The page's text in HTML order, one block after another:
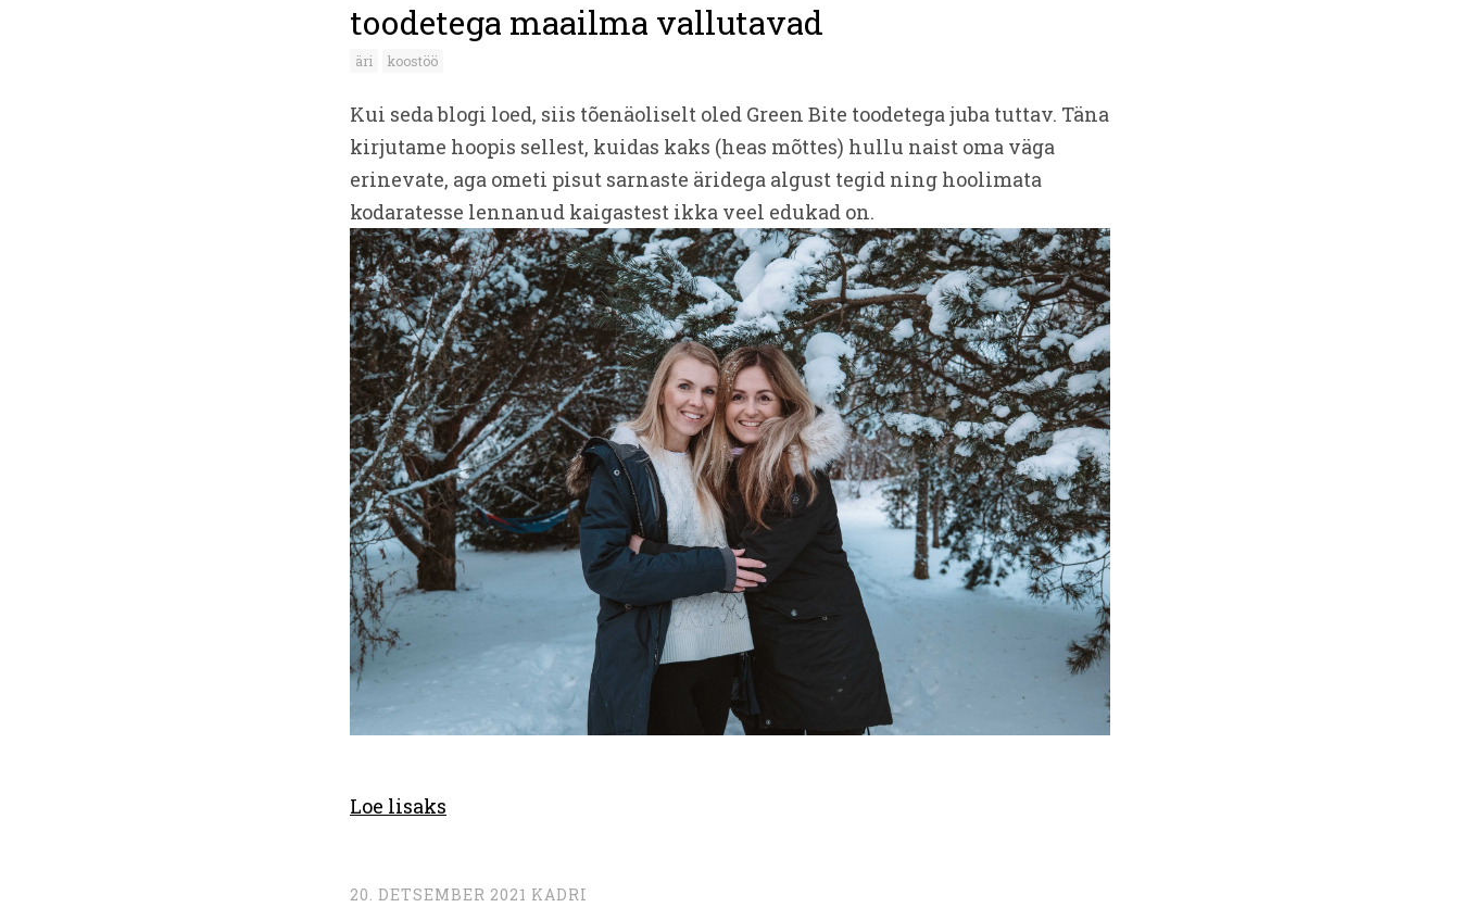
toodetega maailma vallutavad
äri koostöö
Kui seda blogi loed, siis tõenäoliselt oled Green Bite toodetega juba tuttav. Täna
kirjutame hoopis sellest, kuidas kaks (heas mõttes) hullu naist oma väga
erinevate, aga ometi pisut sarnaste äridega algust tegid ning hoolimata
kodaratesse lennanud kaigastest ikka veel edukad on.
Loe lisaks
20. DETSEMBER 2021 KADRI